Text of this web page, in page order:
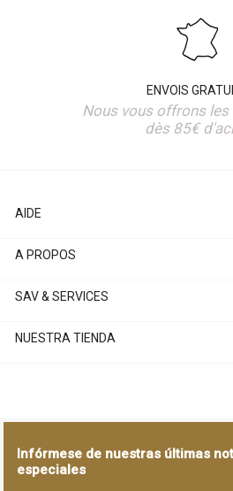
ENVOIS
Nous vous offrons
dès 85€
AIDE
A PROPOS
SAV & SERVICES
NUESTRA TIENDA
Infórmese de nuestras últimas
especiales